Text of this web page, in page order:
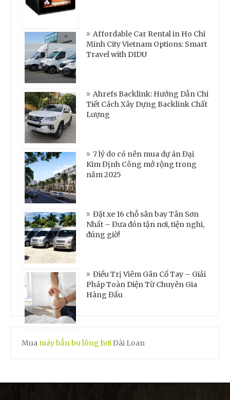
Affordable Car Rental in Ho Chi
Minh City Vietnam Options: Smart
Travel with DIDU
Ahrefs Backlink: Hướng Dẫn Chi
Tiết Cách Xây Dựng Backlink Chất
Lượng
7 lý do có nên mua dự án Đại
Kim Định Công mở rộng trong
năm 2025
Đặt xe 16 chỗ sân bay Tân Sơn
Nhất – Đưa đón tận nơi, tiện nghi,
đúng giờ!
Điều Trị Viêm Gân Cổ Tay – Giải
Pháp Toàn Diện Từ Chuyên Gia
Hàng Đầu
Mua máy bắn bu lông hơiĐài Loan